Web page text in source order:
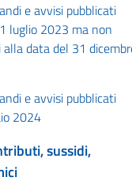
e avvisi pubblicati
luglio 2023 ma non
alla data del 31
e avvisi pubblicati
2024
sussidi,